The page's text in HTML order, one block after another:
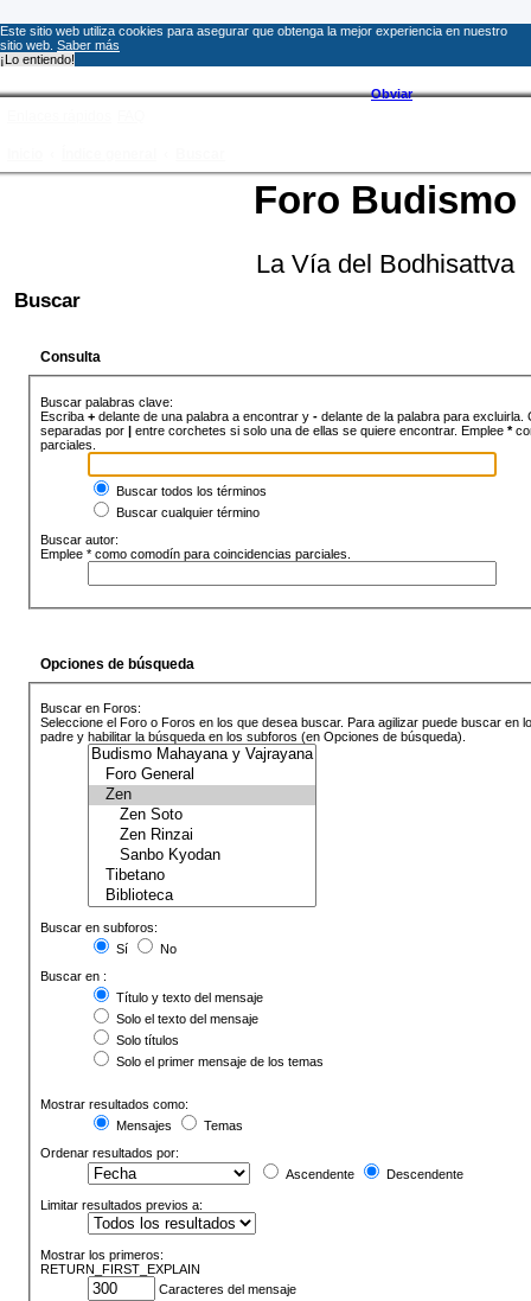
Este sitio web utiliza cookies para asegurar que obtenga la mejor experiencia en nuestro
sitio web. Saber más
¡Lo entiendo!
Obviar
Foro Budismo
La Vía del Bodhisattva
Buscar
Consulta
Buscar palabras clave:
Escriba+ delante de una palabra a encontrar y- delante de la palabra para excluirla.
separadas por| entre corchetes si solo una de ellas se quiere encontrar. Emplee*
parciales.
Buscar todos los términos
Buscar cualquier término
Buscar autor:
Emplee * como comodín para coincidencias parciales.
Opciones de búsqueda
Buscar en Foros:
Seleccione el Foro o Foros en los que desea buscar. Para agilizar puede buscar en
padre y habilitar la búsqueda en los subforos (en Opciones de búsqueda).
Buscar en subforos:
Sí
No
Buscar en :
Título y texto del mensaje
Solo el texto del mensaje
Solo títulos
Solo el primer mensaje de los temas
Mostrar resultados como:
Mensajes
Temas
Ordenar resultados por:
Ascendente
Descendente
Limitar resultados previos a:
Mostrar los primeros:
RETURN_FIRST_EXPLAIN
Caracteres del mensaje